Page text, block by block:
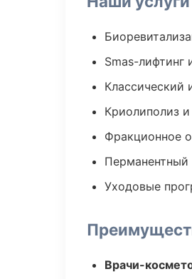
Smas-лифтинг
Криолиполиз
Фракционное
Уходовые
Врачи-